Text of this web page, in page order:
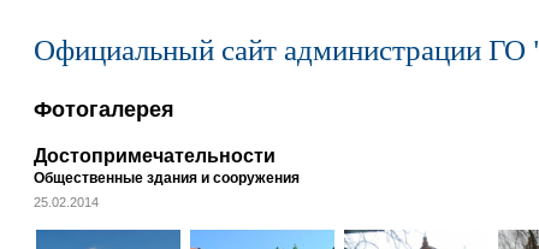
Официальный сайт администрации ГО
Фотогалерея
Достопримечательности
Общественные здания и сооружения
25.02.2014